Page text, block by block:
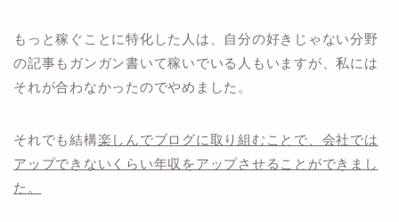
もっと稼ぐことに特化した人は、自分の好きじゃない分野
の記事もガンガン書いて稼いでいる人もいますが、私には
それが合わなかったのでやめました。
それでも結構楽しんでブログに取り組むことで、会社では
アップできないくらい年収をアップさせることができまし
た。